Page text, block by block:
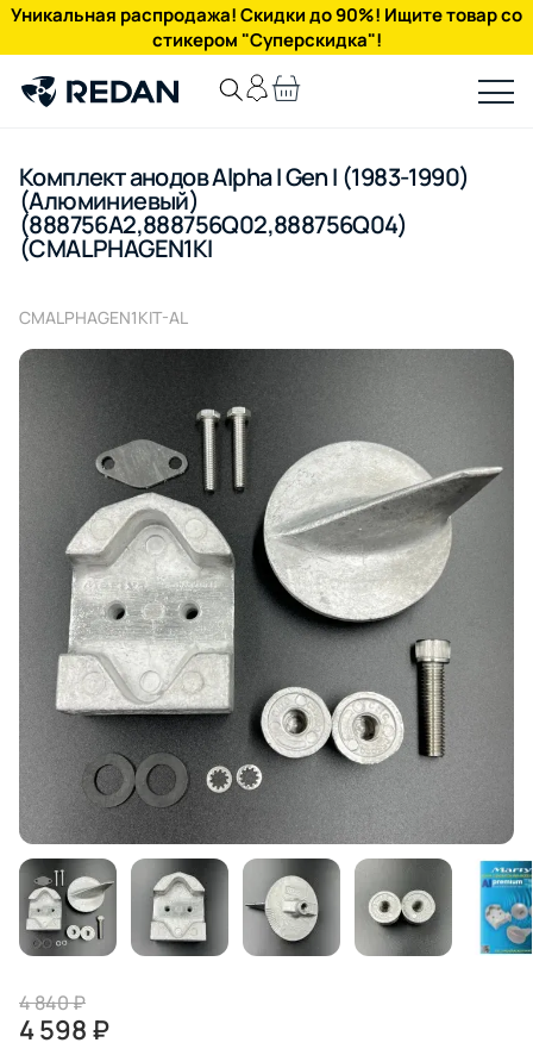
Уникальная распродажа! Скидки до 90%! Ищите товар со
стикером "Суперскидка"!
Комплект анодов Alpha I Gen I (1983-1990)
(Алюминиевый)
(888756A2,888756Q02,888756Q04)
(CMALPHAGEN1KI
CMALPHAGEN1KIT-AL
4 840 ₽
4 598 ₽